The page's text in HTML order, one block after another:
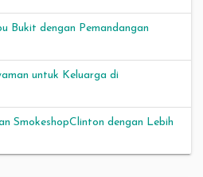
Bukit dengan Pemandangan
untuk Keluarga di
SmokeshopClinton dengan Lebih